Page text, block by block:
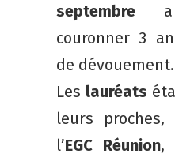
septembrea
couronner 3
de dévouement.
Les lauréats
leurs
l’EGC Réunion,